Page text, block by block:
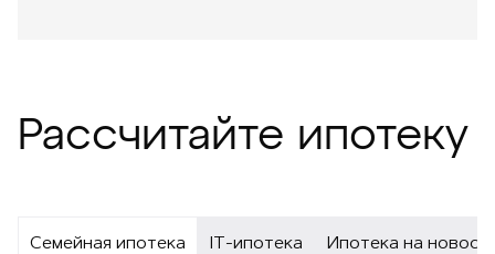
Рассчитайте ипотеку
Семейная ипотека IT-ипотека Ипотека на